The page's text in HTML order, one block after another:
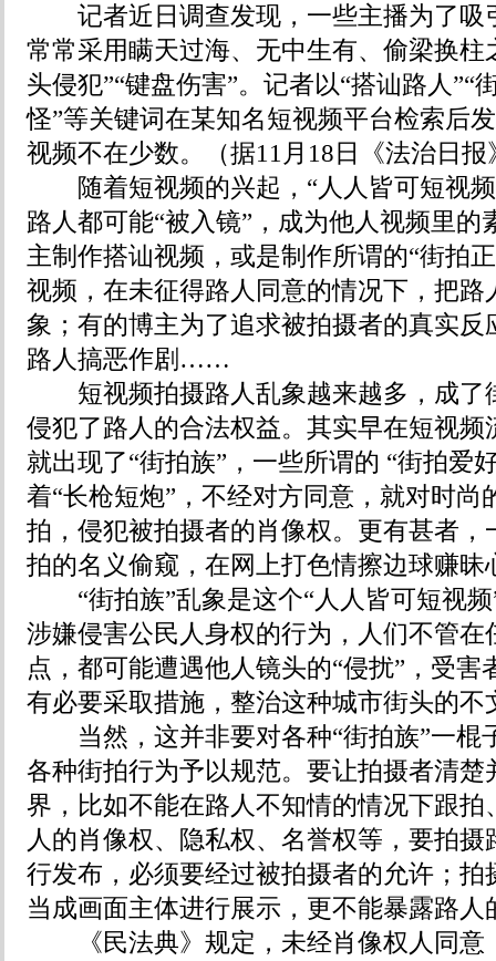
记者近日调查发现，一些主播为了吸
常常采用瞒天过海、无中生有、偷梁换柱
头侵犯”“键盘伤害”。记者以“搭讪路人”“
怪”等关键词在某知名短视频平台检索后
视频不在少数。（据11月18日《法治日报
随着短视频的兴起，“人人皆可短视频
路人都可能“被入镜”，成为他人视频里的
主制作搭讪视频，或是制作所谓的“街拍
视频，在未征得路人同意的情况下，把路
象；有的博主为了追求被拍摄者的真实反
路人搞恶作剧……
短视频拍摄路人乱象越来越多，成了
侵犯了路人的合法权益。其实早在短视频
就出现了“街拍族”，一些所谓的 “街拍爱
着“长枪短炮”，不经对方同意，就对时尚
拍，侵犯被拍摄者的肖像权。更有甚者，
拍的名义偷窥，在网上打色情擦边球赚昧
“街拍族”乱象是这个“人人皆可短视频
涉嫌侵害公民人身权的行为，人们不管在
点，都可能遭遇他人镜头的“侵扰”，受害
有必要采取措施，整治这种城市街头的不
当然，这并非要对各种“街拍族”一棍
各种街拍行为予以规范。要让拍摄者清楚
界，比如不能在路人不知情的情况下跟拍
人的肖像权、隐私权、名誉权等，要拍
行发布，必须要经过被拍摄者的允许；拍
当成画面主体进行展示，更不能暴露路人
《民法典》规定，未经肖像权人同意